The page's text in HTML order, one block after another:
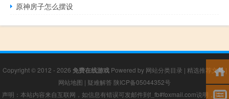
原神房子怎么摆设
Copyright © 2012 - 2026 免费在线游戏Powered by 网站分类目录 | 精选推荐文章|
网站地图 | 疑难解答 陕ICP备05044352号
声明：本站内容来自互联网，如信息有错误可发邮件到f_fb#foxmail.com说明，我们